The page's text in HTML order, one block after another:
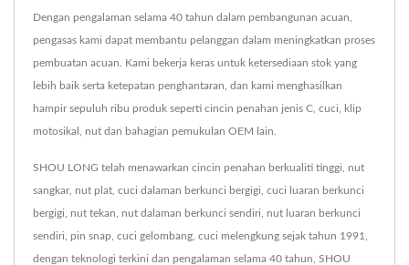
Dengan pengalaman selama 40 tahun dalam pembangunan acuan,
pengasas kami dapat membantu pelanggan dalam meningkatkan proses
pembuatan acuan. Kami bekerja keras untuk ketersediaan stok yang
lebih baik serta ketepatan penghantaran, dan kami menghasilkan
hampir sepuluh ribu produk seperti cincin penahan jenis C, cuci, klip
motosikal, nut dan bahagian pemukulan OEM lain.
SHOU LONG telah menawarkan cincin penahan berkualiti tinggi, nut
sangkar, nut plat, cuci dalaman berkunci bergigi, cuci luaran berkunci
bergigi, nut tekan, nut dalaman berkunci sendiri, nut luaran berkunci
sendiri, pin snap, cuci gelombang, cuci melengkung sejak tahun 1991,
dengan teknologi terkini dan pengalaman selama 40 tahun, SHOU